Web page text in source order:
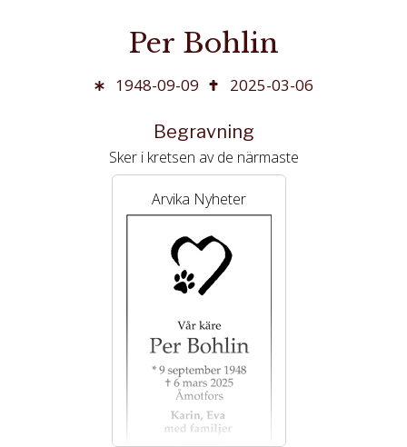
Per Bohlin
1948-09-09 2025-03-06
Begravning
Sker i kretsen av de närmaste
Arvika Nyheter